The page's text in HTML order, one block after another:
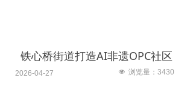
铁心桥街道打造AI非遗OPC社区
2026-04-27 넶 浏览量： 3430